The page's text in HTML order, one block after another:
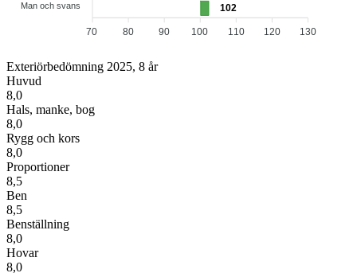
102
Man och svans
130
120
110
100
90
80
70
Exteriörbedömning 2025, 8 år
Huvud
8,0
Hals, manke, bog
8,0
Rygg och kors
8,0
Proportioner
8,5
Ben
8,5
Benställning
8,0
Hovar
8,0